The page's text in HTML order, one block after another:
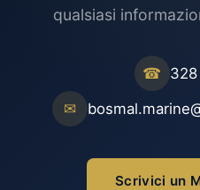
qualsiasi
☎ 328
✉
Scrivici un